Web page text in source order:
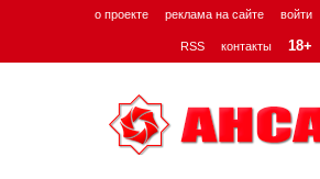
о проекте реклама на сайте войти
RSS контакты 18+